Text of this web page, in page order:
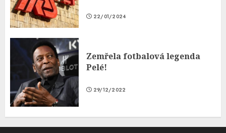
22/01/2024
Zemřela fotbalová legenda
Pelé!
29/12/2022